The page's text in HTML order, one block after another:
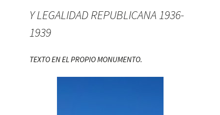
Y LEGALIDAD REPUBLICANA 1936-
1939
TEXTO EN EL PROPIO MONUMENTO.